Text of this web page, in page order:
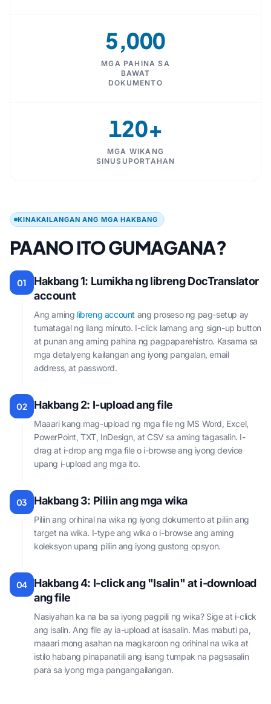
5,000
MGA PAHINA SA
BAWAT
DOKUMENTO
120+
MGA WIKANG
SINUSUPORTAHAN
KINAKAILANGAN ANG MGA HAKBANG
PAANO ITO GUMAGANA?
01
Hakbang 1: Lumikha ng libreng DocTranslator
account
Ang aming libreng account ang proseso ng pag-setup ay
tumatagal ng ilang minuto. I-click lamang ang sign-up button
at punan ang aming pahina ng pagpaparehistro. Kasama sa
mga detalyeng kailangan ang iyong pangalan, email
address, at password.
02 Hakbang 2: I-upload ang file
Maaari kang mag-upload ng mga file ng MS Word, Excel,
PowerPoint, TXT, InDesign, at CSV sa aming tagasalin. I-
drag at i-drop ang mga file o i-browse ang iyong device
upang i-upload ang mga ito.
03 Hakbang 3: Piliin ang mga wika
Piliin ang orihinal na wika ng iyong dokumento at piliin ang
target na wika. I-type ang wika o i-browse ang aming
koleksyon upang piliin ang iyong gustong opsyon.
04
Hakbang 4: I-click ang "Isalin" at i-download
ang file
Nasiyahan ka na ba sa iyong pagpili ng wika? Sige at i-click
ang isalin. Ang file ay ia-upload at isasalin. Mas mabuti pa,
maaari mong asahan na magkaroon ng orihinal na wika at
istilo habang pinapanatili ang isang tumpak na pagsasalin
para sa iyong mga pangangailangan.